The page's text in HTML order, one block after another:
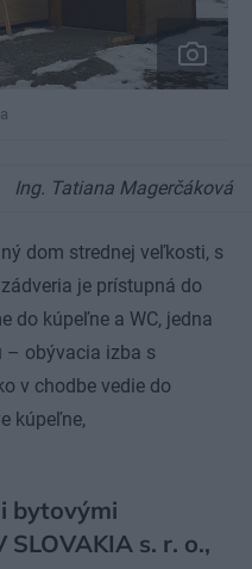
Ing. Tatiana Magerčáková
dom strednej veľkosti, s
je prístupná do
do kúpeľne a WC, jedna
– obývacia izba s
v chodbe vedie do
kúpeľne,
bytovými
SLOVAKIA s. r. o.,